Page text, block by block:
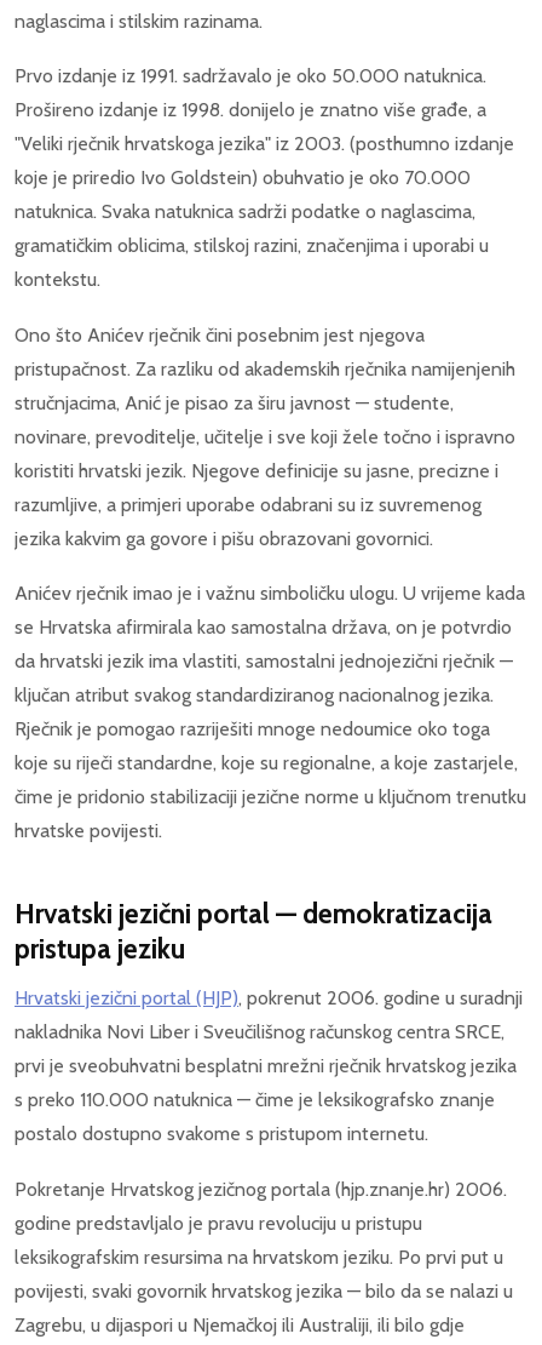
naglascima i stilskim razinama.
Prvo izdanje iz 1991. sadržavalo je oko 50.000 natuknica.
Prošireno izdanje iz 1998. donijelo je znatno više građe, a
"Veliki rječnik hrvatskoga jezika" iz 2003. (posthumno izdanje
koje je priredio Ivo Goldstein) obuhvatio je oko 70.000
natuknica. Svaka natuknica sadrži podatke o naglascima,
gramatičkim oblicima, stilskoj razini, značenjima i uporabi u
kontekstu.
Ono što Anićev rječnik čini posebnim jest njegova
pristupačnost. Za razliku od akademskih rječnika namijenjenih
stručnjacima, Anić je pisao za širu javnost — studente,
novinare, prevoditelje, učitelje i sve koji žele točno i ispravno
koristiti hrvatski jezik. Njegove definicije su jasne, precizne i
razumljive, a primjeri uporabe odabrani su iz suvremenog
jezika kakvim ga govore i pišu obrazovani govornici.
Anićev rječnik imao je i važnu simboličku ulogu. U vrijeme kada
se Hrvatska afirmirala kao samostalna država, on je potvrdio
da hrvatski jezik ima vlastiti, samostalni jednojezični rječnik —
ključan atribut svakog standardiziranog nacionalnog jezika.
Rječnik je pomogao razriješiti mnoge nedoumice oko toga
koje su riječi standardne, koje su regionalne, a koje zastarjele,
čime je pridonio stabilizaciji jezične norme u ključnom trenutku
hrvatske povijesti.
Hrvatski jezični portal — demokratizacija
pristupa jeziku
Hrvatski jezični portal (HJP), pokrenut 2006. godine u suradnji
nakladnika Novi Liber i Sveučilišnog računskog centra SRCE,
prvi je sveobuhvatni besplatni mrežni rječnik hrvatskog jezika
s preko 110.000 natuknica — čime je leksikografsko znanje
postalo dostupno svakome s pristupom internetu.
Pokretanje Hrvatskog jezičnog portala (hjp.znanje.hr) 2006.
godine predstavljalo je pravu revoluciju u pristupu
leksikografskim resursima na hrvatskom jeziku. Po prvi put u
povijesti, svaki govornik hrvatskog jezika — bilo da se nalazi u
Zagrebu, u dijaspori u Njemačkoj ili Australiji, ili bilo gdje